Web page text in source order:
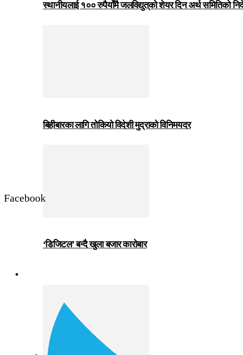
स्थानीयलाई १०० रुपैयाँमै जलविद्युत्‌को शेयर दिन अर्थ समितिको
बिहीबारका लागि तोकियो विदेशी मुद्राको विनिमयदर
‘डिजिटल’ बन्दै खुला बजार कारोबार
Facebook